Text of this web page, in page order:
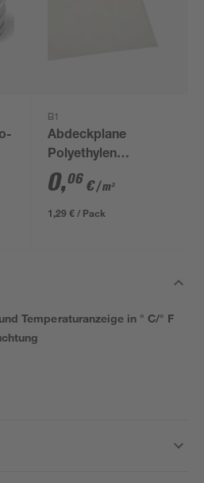
B1
Abdeckplane
Polyethylen
transparent 4 x 5 m
0,06 €/ m²
1,29 € / Pack
Temperaturanzeige in ° C/° F